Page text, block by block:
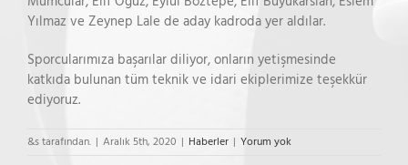
Yılmaz ve Zeynep Lale de aday kadroda yer aldılar.
Sporcularımıza başarılar diliyor, onların yetişmesinde
katkıda bulunan tüm teknik ve idari ekiplerimize teşekkür
ediyoruz.
&s tarafından. | Aralık 5th, 2020 | Haberler | Yorum yok